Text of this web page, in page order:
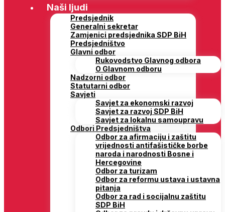
Naši ljudi
Predsjednik
Generalni sekretar
Zamjenici predsjednika SDP BiH
Predsjedništvo
Glavni odbor
Rukovodstvo Glavnog odbora
O Glavnom odboru
Nadzorni odbor
Statutarni odbor
Savjeti
Savjet za ekonomski razvoj
Savjet za razvoj SDP BiH
Savjet za lokalnu samoupravu
Odbori Predsjedništva
Odbor za afirmaciju i zaštitu
vrijednosti antifašističke borbe
naroda i narodnosti Bosne i
Hercegovine
Odbor za turizam
Odbor za reformu ustava i ustavna
pitanja
Odbor za rad i socijalnu zaštitu
SDP BiH